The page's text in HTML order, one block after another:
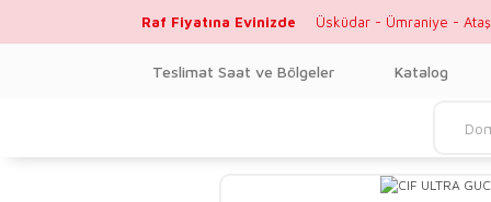
Raf Fiyatına Evinizde Üsküdar - Ümraniye -
Teslimat Saat ve Bölgeler Katalog